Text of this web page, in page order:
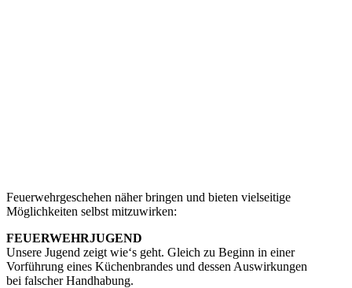
Feuerwehrgeschehen näher bringen und bieten vielseitige
Möglichkeiten selbst mitzuwirken:
FEUERWEHRJUGEND
Unsere Jugend zeigt wie‘s geht. Gleich zu Beginn in einer
Vorführung eines Küchenbrandes und dessen Auswirkungen
bei falscher Handhabung.